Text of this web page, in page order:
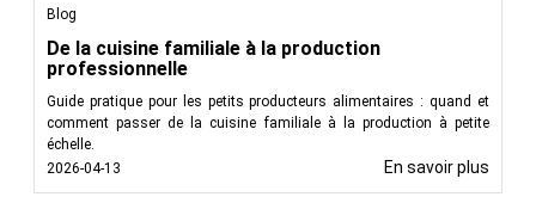
et la sécurité du consommateur. Nos étiqueteuses sont
conçues pour offrir précision, rapidité et polyvalence,
répondant aux exigences spécifiques de diverses industries.
Grâce à notre technologie de pointe et à notre engagement
envers l'excellence, nous fournissons des solutions qui
permettent aux fabricants de rationaliser leurs processus
d'étiquetage et de répondre aux exigences d'un marché
dynamique.
Blog
De la cuisine familiale à la production
professionnelle
Guide pratique pour les petits producteurs alimentaires : quand et
comment passer de la cuisine familiale à la production à petite
échelle.
2026-04-13
En savoir plus